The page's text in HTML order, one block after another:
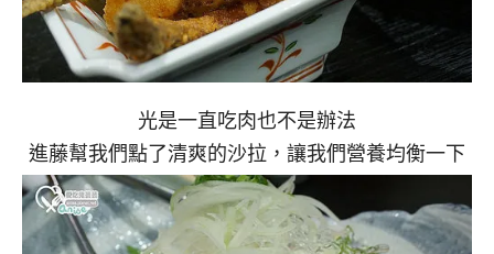
光是一直吃肉也不是辦法
進藤幫我們點了清爽的沙拉，讓我們營養均衡一下